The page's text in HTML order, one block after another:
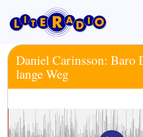
Inhalt
springen
Daniel Carinsson: Baro
lange Weg